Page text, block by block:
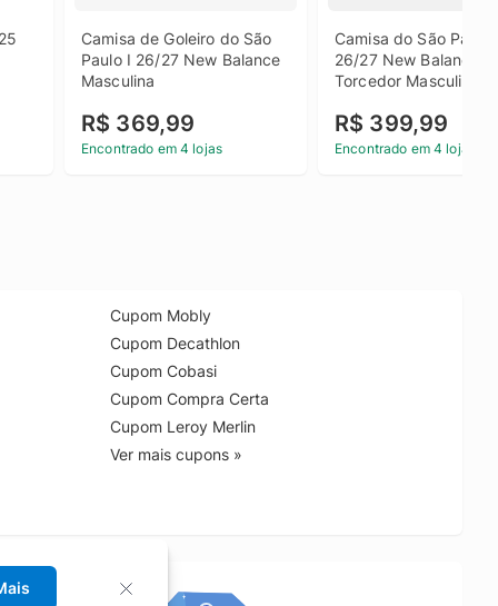
Camisa de Goleiro do São
Paulo I 26/27 New Balance
Masculina
R$ 369,99
Encontrado em 4 lojas
Camisa do São Paulo
26/27 New Balance
Torcedor Masculina
R$ 399,99
Encontrado em 4 lojas
Cupom Mobly
Cupom Decathlon
Cupom Cobasi
Cupom Compra Certa
Cupom Leroy Merlin
Ver mais cupons »